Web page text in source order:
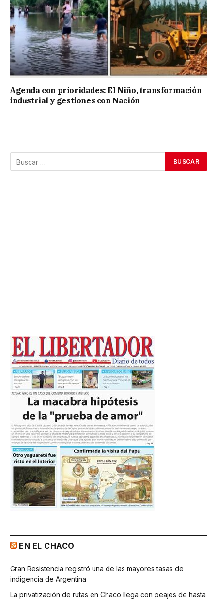
Agenda con prioridades: El Niño, transformación
industrial y gestiones con Nación
EN EL CHACO
Gran Resistencia registró una de las mayores tasas de
indigencia de Argentina
La privatización de rutas en Chaco llega con peajes de hasta